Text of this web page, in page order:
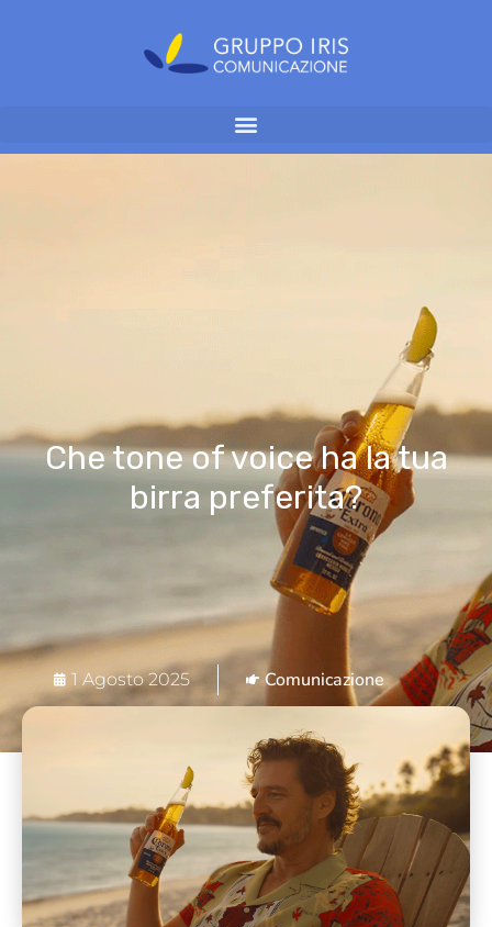
Che tone of voice ha la tua
birra preferita?
1 Agosto 2025 Comunicazione